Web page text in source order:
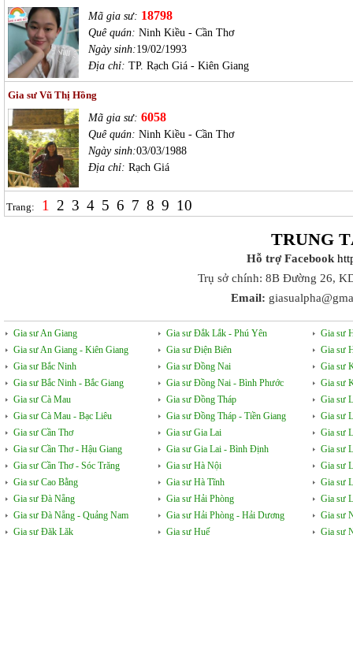
Mã gia sư: 18798
Quê quán: Ninh Kiều - Cần Thơ
Ngày sinh:19/02/1993
Địa chỉ: TP. Rạch Giá - Kiên Giang
Gia sư Vũ Thị Hồng
Mã gia sư: 6058
Quê quán: Ninh Kiều - Cần Thơ
Ngày sinh:03/03/1988
Địa chỉ: Rạch Giá
Trang: 1 2 3 4 5 6 7 8 9 10
TRUNG
Hỗ trợ Facebook
Trụ sở chính: 8B Đường 26,
Email:
Gia sư An Giang
Gia sư An Giang - Kiên Giang
Gia sư Bắc Ninh
Gia sư Bắc Ninh - Bắc Giang
Gia sư Cà Mau
Gia sư Cà Mau - Bạc Liêu
Gia sư Cần Thơ
Gia sư Cần Thơ - Hậu Giang
Gia sư Cần Thơ - Sóc Trăng
Gia sư Cao Bằng
Gia sư Đà Nẵng
Gia sư Đà Nẵng - Quảng Nam
Gia sư Đăk Lăk
Gia sư Đắk Lắk - Phú Yên
Gia sư Điện Biên
Gia sư Đồng Nai
Gia sư Đồng Nai - Bình Phước
Gia sư Đồng Tháp
Gia sư Đồng Tháp - Tiền Giang
Gia sư Gia Lai
Gia sư Gia Lai - Bình Định
Gia sư Hà Nội
Gia sư Hà Tĩnh
Gia sư Hải Phòng
Gia sư Hải Phòng - Hải Dương
Gia sư Huế
Gia sư
Gia sư
Gia sư
Gia sư
Gia sư
Gia sư
Gia sư
Gia sư
Gia sư
Gia sư
Gia sư
Gia sư
Gia sư